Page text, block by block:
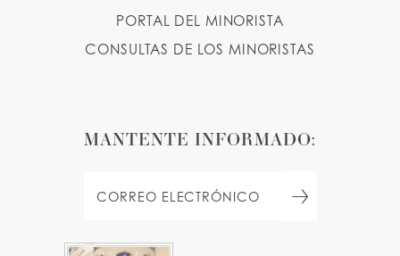
PORTAL DEL MINORISTA
CONSULTAS DE LOS MINORISTAS
MANTENTE INFORMADO: